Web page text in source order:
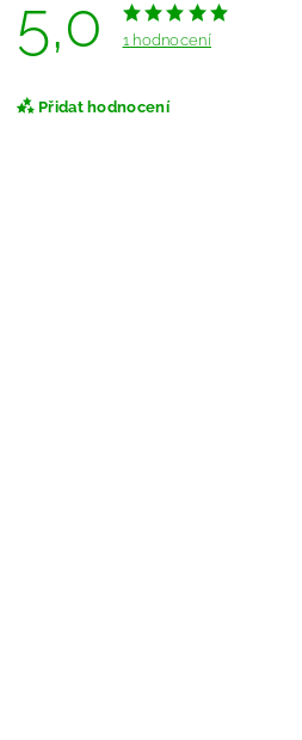
5,0 1 hodnocení
Přidat hodnocení